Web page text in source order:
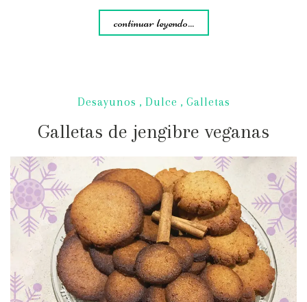
continuar leyendo...
Desayunos , Dulce , Galletas
Galletas de jengibre veganas